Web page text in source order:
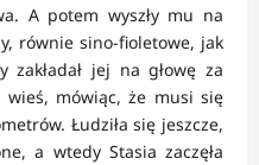
A potem wyszły mu na
równie sino-fioletowe, jak
jej na głowę za
wieś, mówiąc, że musi się
Łudziła się jeszcze,
a wtedy Stasia zaczęła